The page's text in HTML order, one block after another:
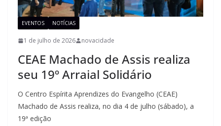
EVENTOS NOTÍCIAS
1 de julho de 2026 novacidade
CEAE Machado de Assis realiza
seu 19º Arraial Solidário
O Centro Espírita Aprendizes do Evangelho (CEAE)
Machado de Assis realiza, no dia 4 de julho (sábado), a
19ª edição